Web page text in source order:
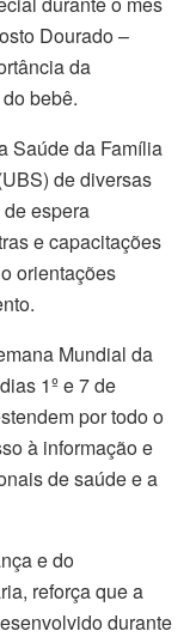
Dourado –
da
bebê.
Saúde da Família
de diversas
espera
e capacitações
orientações
Mundial da
1º e 7 de
por todo o
à informação e
de saúde e a
e do
reforça que a
durante